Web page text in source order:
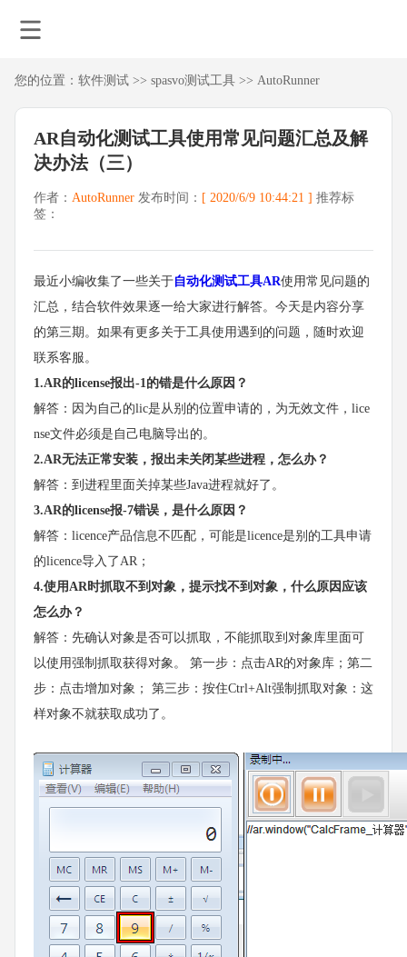
您的位置： 软件测试 >> spasvo测试工具 >> AutoRunner
AR自动化测试工具使用常见问题汇总及解
决办法（三）
作者： AutoRunner 发布时间： [ 2020/6/9 10:44:21 ] 推荐标
签：
最近小编收集了一些关于自动化测试工具AR使用常见问题的
汇总，结合软件效果逐一给大家进行解答。今天是内容分享
的第三期。如果有更多关于工具使用遇到的问题，随时欢迎
联系客服。
1.AR的license报出-1的错是什么原因？
解答：因为自己的lic是从别的位置申请的，为无效文件，lice
nse文件必须是自己电脑导出的。
2.AR无法正常安装，报出未关闭某些进程，怎么办？
解答：到进程里面关掉某些Java进程就好了。
3.AR的license报-7错误，是什么原因？
解答：licence产品信息不匹配，可能是licence是别的工具申请
的licence导入了AR；
4.使用AR时抓取不到对象，提示找不到对象，什么原因应该
怎么办？
解答：先确认对象是否可以抓取，不能抓取到对象库里面可
以使用强制抓取获得对象。 第一步：点击AR的对象库；第二
步：点击增加对象； 第三步：按住Ctrl+Alt强制抓取对象：这
样对象不就获取成功了。